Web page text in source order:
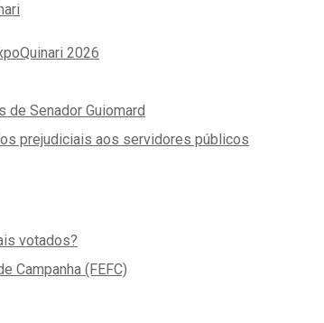
2026
Senador Guiomard
prejudiciais aos servidores públicos
votados?
Campanha (FEFC)